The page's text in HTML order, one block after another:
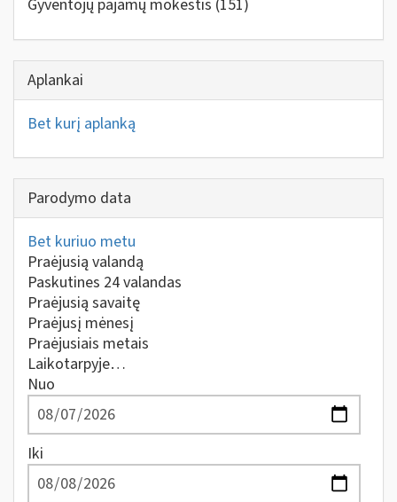
Gyventojų pajamų mokestis (151)
Aplankai
Bet kurį aplanką
Parodymo data
Bet kuriuo metu
Praėjusią valandą
Paskutines 24 valandas
Praėjusią savaitę
Praėjusį mėnesį
Praėjusiais metais
Laikotarpyje…
Nuo
Iki